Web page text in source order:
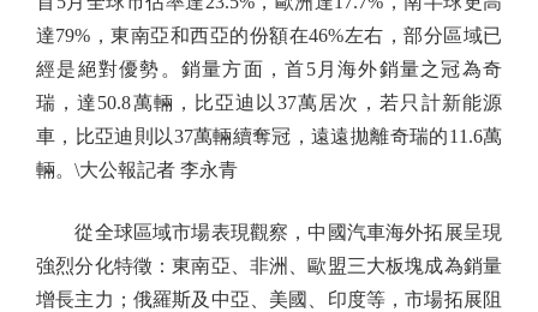
達79%，東南亞和西亞的份額在46%左右，部分區域已
經是絕對優勢。銷量方面，首5月海外銷量之冠為奇
瑞，達50.8萬輛，比亞迪以37萬居次，若只計新能源
車，比亞迪則以37萬輛續奪冠，遠遠拋離奇瑞的11.6萬
輛。\大公報記者 李永青
從全球區域市場表現觀察，中國汽車海外拓展呈現
強烈分化特徵：東南亞、非洲、歐盟三大板塊成為銷量
增長主力；俄羅斯及中亞、美國、印度等，市場拓展阻